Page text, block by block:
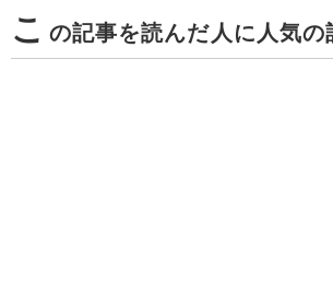
こ の記事を読んだ人に人気の